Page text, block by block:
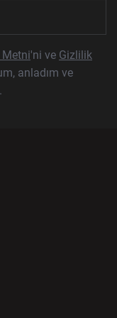
Metni'ni ve Gizlilik
anladım ve